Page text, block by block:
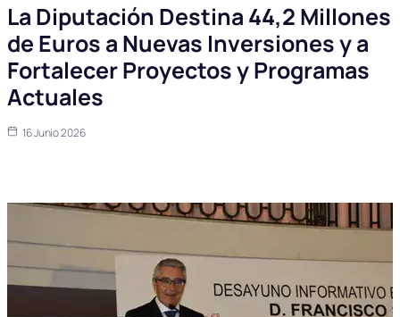
La Diputación Destina 44,2 Millones
de Euros a Nuevas Inversiones y a
Fortalecer Proyectos y Programas
Actuales
16 Junio 2026